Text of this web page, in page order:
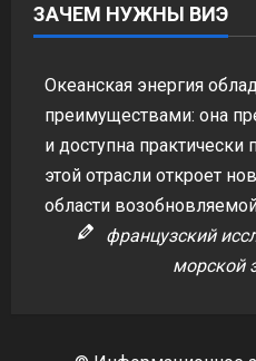
ЗАЧЕМ НУЖНЫ ВИЭ
Океанская энергия
преимуществами: она
и доступна практически
этой отрасли откроет
области
французский
морской